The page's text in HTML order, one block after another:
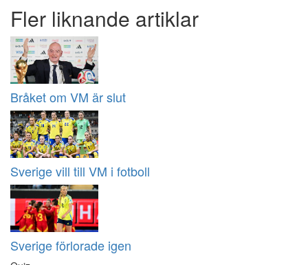
Fler liknande artiklar
Bråket om VM är slut
Sverige vill till VM i fotboll
Sverige förlorade igen